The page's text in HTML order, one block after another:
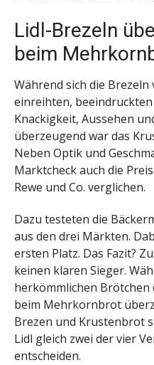
Lidl-Brezeln
beim
Während sich die
einreihten,
Knackigkeit, Aussehen
überzeugend war das
Neben Optik und
Marktcheck auch die
Rewe und Co. verglichen.
Dazu testeten die
aus den drei Märkten.
ersten Platz. Das Fazit?
keinen klaren Sieger.
herkömmlichen Brötchen
beim Mehrkornbrot
Brezen und Krustenbrot
Lidl gleich zwei der vier
entscheiden.